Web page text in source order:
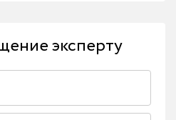
эксперту